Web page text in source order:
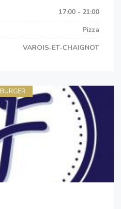
17:00 - 21:00
Pizza
VAROIS-ET-CHAIGNOT
BURGER